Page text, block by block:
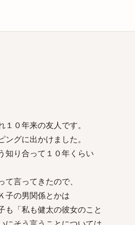
０年来の友人です。
グに出かけました。
知り合って１０年くらい
言ってきたので、
子の男関係とかは
も「私も健太の彼女のこと